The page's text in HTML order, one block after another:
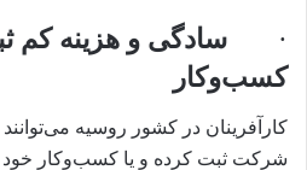
·
سادگی و هزینه کم
کسب‌وکار
کارآفرینان در کشور روسیه
شرکت ثبت کرده و یا کسب‌وکار خود